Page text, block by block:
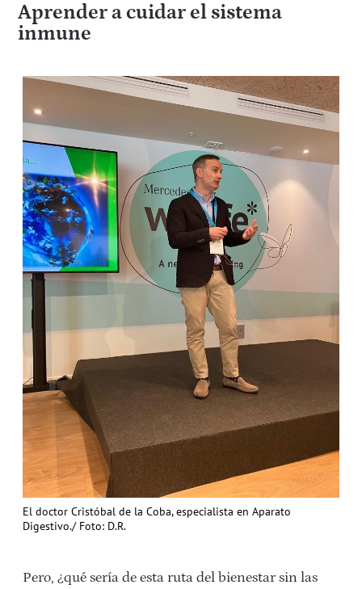
Aprender a cuidar el sistema
inmune
El doctor Cristóbal de la Coba, especialista en Aparato
Digestivo./ Foto: D.R.
Pero, ¿qué sería de esta ruta del bienestar sin las